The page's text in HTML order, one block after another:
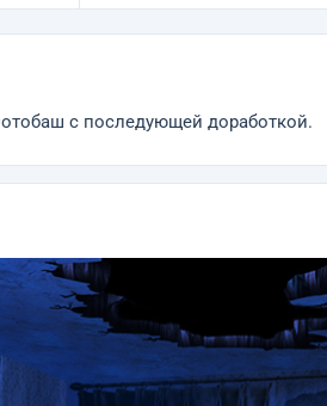
с последующей доработкой.